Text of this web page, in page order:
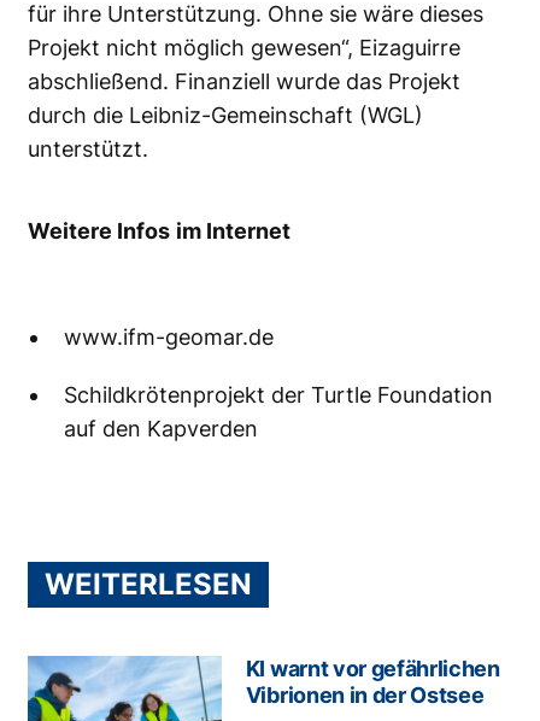
für ihre Unterstützung. Ohne sie wäre dieses
Projekt nicht möglich gewesen“, Eizaguirre
abschließend. Finanziell wurde das Projekt
durch die Leibniz-Gemeinschaft (WGL)
unterstützt.
Weitere Infos im Internet
www.ifm-geomar.de
Schildkrötenprojekt der Turtle Foundation
auf den Kapverden
WEITERLESEN
KI warnt vor gefährlichen
Vibrionen in der Ostsee